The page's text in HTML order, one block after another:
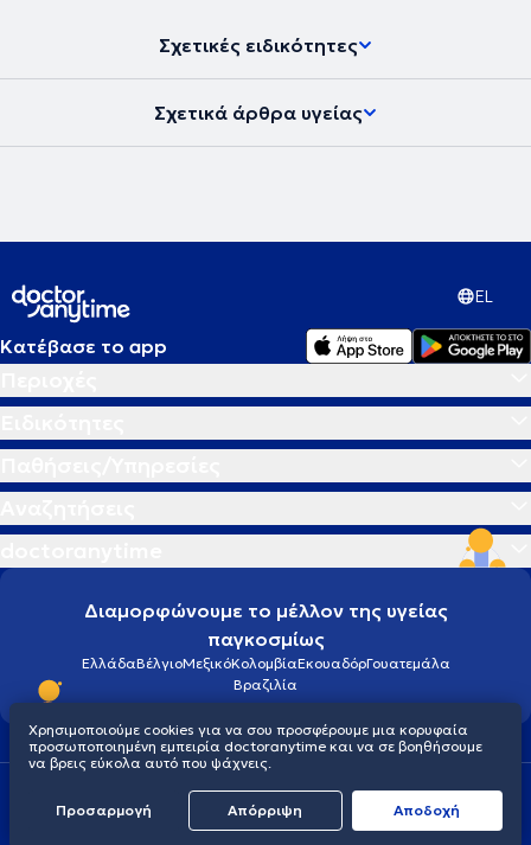
Σχετικές ειδικότητες
Σχετικά άρθρα υγείας
EL
Κατέβασε το app
Διαμορφώνουμε το μέλλον της υγείας
παγκοσμίως
ΕλλάδαΒέλγιοΜεξικόΚολομβίαΕκουαδόρΓουατεμάλα
Βραζιλία
Πολιτική προστασίας προσωπικού απορρήτου
© 2026 doctoranytime
Χρησιμοποιούμε cookies για να σου προσφέρουμε μια κορυφαία
προσωποποιημένη εμπειρία doctoranytime και να σε βοηθήσουμε
να βρεις εύκολα αυτό που ψάχνεις.
Προσαρμογή Απόρριψη Aποδοχή